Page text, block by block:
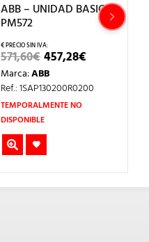
ABB – UNIDAD BASICA
PM572
571,60€EL
PRECIO
ORIGINAL
ERA:
571,60€.
457,28€
ES:
Marca:ABB
Ref.: 1SAP130200R0200
TEMPORALMENTE NO
DISPONIBLE